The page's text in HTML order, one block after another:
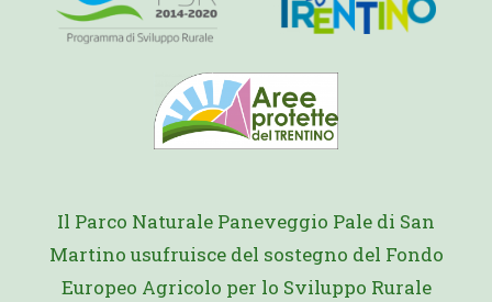
Il Parco Naturale Paneveggio Pale di San
Martino usufruisce del sostegno del Fondo
Europeo Agricolo per lo Sviluppo Rurale